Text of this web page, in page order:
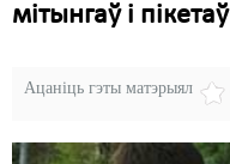
мітынгаў і пікетаў
Ацаніць гэты матэрыял
Дыскрымінацыя